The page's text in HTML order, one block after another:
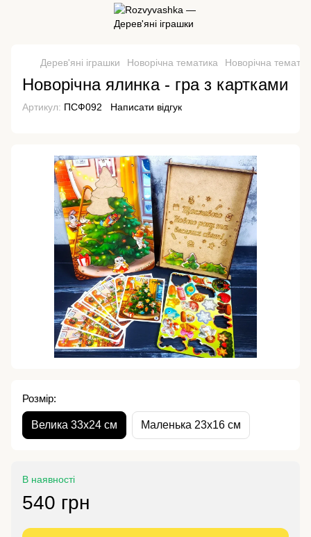
Дерев'яні іграшки Новорічна тематика Новорічна
Новорічна ялинка - гра з картками
Артикул: ПСФ092 Написати відгук
Розмір:
Велика 33х24 см Маленька 23х16 см
В наявності
540 грн